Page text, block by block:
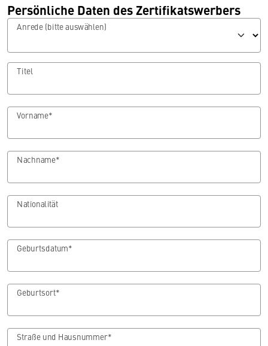
Persönliche Daten des Zertifikatswerbers
Anrede (bitte auswählen)
Titel
Vorname*
Nachname*
Nationalität
Geburtsdatum*
Geburtsort*
Straße und Hausnummer*